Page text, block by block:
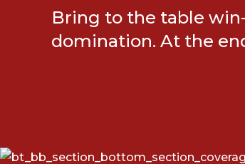
Bring to the table
domination. At the